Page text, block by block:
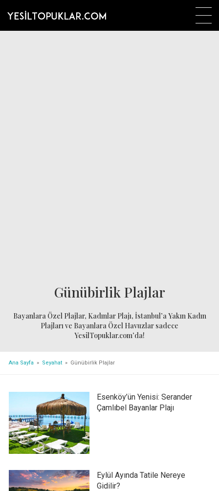
Günübirlik Plajlar
Bayanlara Özel Plajlar, Kadınlar Plajı, İstanbul’a Yakın Kadın
Plajları ve Bayanlara Özel Havuzlar sadece
YesilTopuklar.com’da!
Ana Sayfa » Seyahat» Günübirlik Plajlar
Esenköy’ün Yenisi: Serander
Çamlıbel Bayanlar Plajı
Eylül Ayında Tatile Nereye
Gidilir?